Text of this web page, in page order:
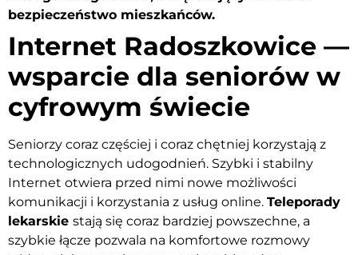
bezpieczeństwo mieszkańców.
Internet Radoszkowice —
wsparcie dla seniorów w
cyfrowym świecie
Seniorzy coraz częściej i coraz chętniej korzystają z
technologicznych udogodnień. Szybki i stabilny
Internet otwiera przed nimi nowe możliwości
komunikacji i korzystania z usług online. Teleporady
lekarskie stają się coraz bardziej powszechne, a
szybkie łącze pozwala na komfortowe rozmowy